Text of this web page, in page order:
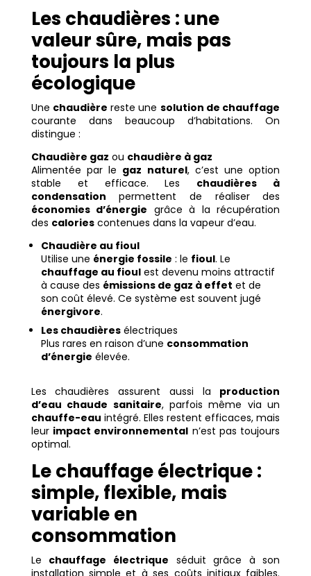
Les chaudières : une
valeur sûre, mais pas
toujours la plus
écologique
Une chaudière reste une solution de chauffage
courante dans beaucoup d’habitations. On
distingue :
Chaudière gaz ou chaudière à gaz
Alimentée par le gaz naturel, c’est une option
stable et efficace. Les chaudières à
condensation permettent de réaliser des
économies d’énergie grâce à la récupération
des caloriescontenues dans la vapeur d’eau.
Chaudière au fioul
Utilise une énergie fossile : le fioul. Le
chauffage au fioulest devenu moins attractif
à cause des émissions de gaz à effet et de
son coût élevé. Ce système est souvent jugé
énergivore.
Les chaudièresélectriques
Plus rares en raison d’une consommation
d’énergie élevée.
Les chaudières assurent aussi la production
d’eau chaude sanitaire, parfois même via un
chauffe-eau intégré. Elles restent efficaces, mais
leur impact environnemental n’est pas toujours
optimal.
Le chauffage électrique :
simple, flexible, mais
variable en
consommation
Le chauffage électrique séduit grâce à son